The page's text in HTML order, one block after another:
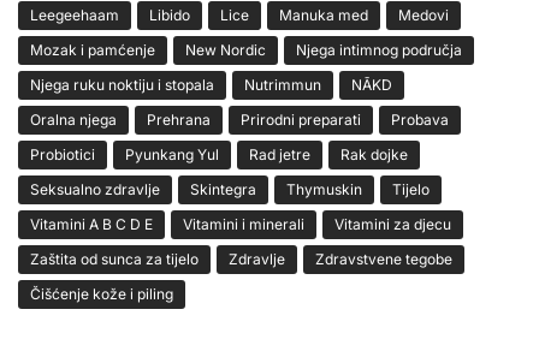
Leegeehaam
Libido Lice Manuka med
Medovi
Mozak i pamćenje
New Nordic
Njega intimnog područja
Njega ruku noktiju i stopala
Nutrimmun
NĀKD
Oralna njega
Prehrana Prirodni preparati
Probava
Probiotici
Pyunkang Yul Rad jetre
Rak dojke
Seksualno zdravlje
Skintegra Thymuskin
Tijelo
Vitamini A B C D E
Vitamini i minerali
Vitamini za djecu
Zaštita od sunca za tijelo
Zdravlje
Zdravstvene tegobe
Čišćenje kože i piling